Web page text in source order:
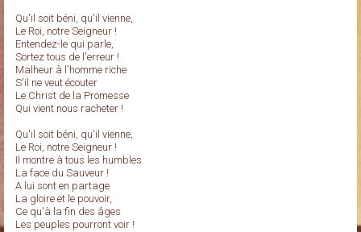
Qu'il soit béni, qu'il vienne,
Le Roi, notre Seigneur !
Entendez-le qui parle,
Sortez tous de l'erreur !
Malheur à l'homme riche
S'il ne veut écouter
Le Christ de la Promesse
Qui vient nous racheter !
Qu'il soit béni, qu'il vienne,
Le Roi, notre Seigneur !
Il montre à tous les humbles
La face du Sauveur !
A lui sont en partage
La gloire et le pouvoir,
Ce qu'à la fin des âges
Les peuples pourront voir !